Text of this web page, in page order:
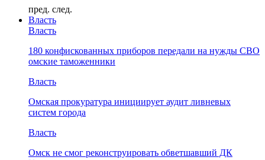
пред. след.
Власть
Власть
180 конфискованных приборов передали на нужды СВО
омские таможенники
Власть
Омская прокуратура инициирует аудит ливневых
систем города
Власть
Омск не смог реконструировать обветшавший ДК